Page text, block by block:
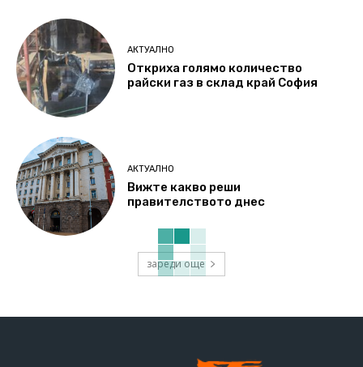
АКТУАЛНО
Откриха голямо количество
райски газ в склад край София
АКТУАЛНО
Вижте какво реши
правителството днес
зареди още